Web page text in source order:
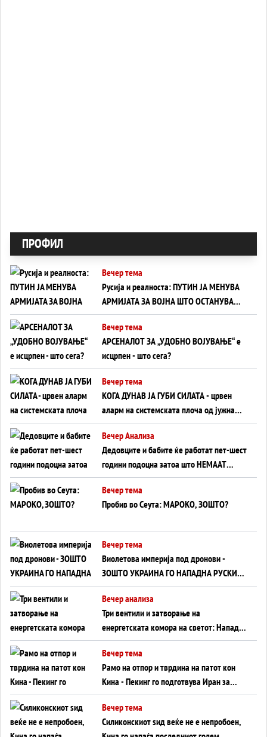
ПРОФИЛ
Вечер тема
Русија и реалноста: ПУТИН ЈА МЕНУВА
АРМИЈАТА ЗА ВОЈНА ШТО ОСТАНУВА
БЕЗ ФРОНТ
Вечер тема
АРСЕНАЛОТ ЗА „УДОБНО ВОЈУВАЊЕ“ е
исцрпен - што сега?
Вечер тема
КОГА ДУНАВ ЈА ГУБИ СИЛАТА - црвен
аларм на системската плоча од јужна
Германија до Црното Море...
Вечер Анализа
Дедовците и бабите ќе работат пет-шест
години подоцна затоа што НЕМААТ
ВНУЦИ ДА ГИ ЗАМЕНАТ
Вечер тема
Пробив во Сеута: МАРОКО, ЗОШТО?
Вечер тема
Виолетова империја под дронови -
ЗОШТО УКРАИНА ГО НАПАДНА РУСКИОТ
WILDBERRIES
Вечер анализа
Три вентили и затворање на
енергетската комора на светот: Нападот
во Суец најавува глобален енергетски
инфаркт?
Вечер тема
Рамо на отпор и тврдина на патот кон
Кина - Пекинг го подготвува Иран за
американска копнена инвазија
Вечер тема
Силиконскиот ѕид веќе не е непробоен,